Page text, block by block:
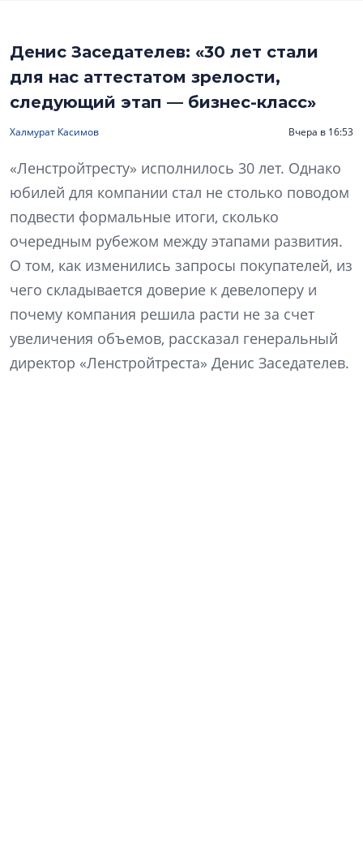
Денис Заседателев: «30 лет стали
для нас аттестатом зрелости,
следующий этап — бизнес-класс»
Халмурат Касимов Вчера в 16:53
«Ленстройтресту» исполнилось 30 лет. Однако
юбилей для компании стал не столько поводом
подвести формальные итоги, сколько
очередным рубежом между этапами развития.
О том, как изменились запросы покупателей, из
чего складывается доверие к девелоперу и
почему компания решила расти не за счет
увеличения объемов, рассказал генеральный
директор «Ленстройтреста» Денис Заседателев.